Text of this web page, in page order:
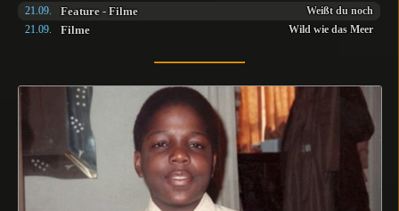
Weißt du noch
Feature - Filme
21.09.
Wild wie das Meer
Filme
21.09.